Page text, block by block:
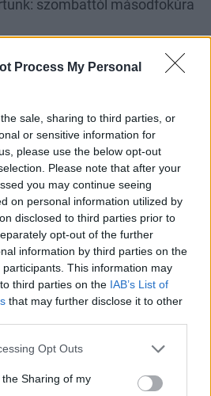
Process My Personal
sale, sharing to third parties, or
or sensitive information for
please use the below opt-out
Please note that after your
you may continue seeing
on personal information utilized by
disclosed to third parties prior to
opt-out of the further
information by third parties on the
participants. This information may
third parties on the IAB’s List of
that may further disclose it to other
app uses one or more Google
usage behaviour. You may click to
Opt Outs
Sharing of my
szombattól másodfokúra
továbbképzésekkel erősít a